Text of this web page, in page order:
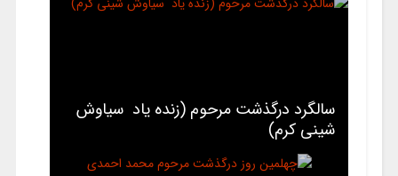
سالگرد درگذشت مرحوم (زنده یاد سیاوش
شینی کرم)